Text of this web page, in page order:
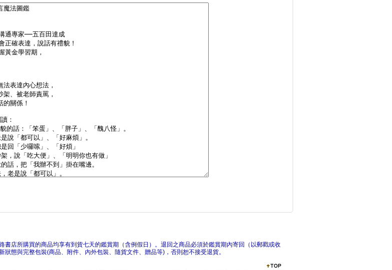
書店所購買的商品均享有到貨七天的鑑賞期（含例假日）。退回之商品必須於鑑賞期內寄回（以郵戳或收
狀態與完整包裝(商品、附件、內外包裝、隨貨文件、贈品等)，否則恕不接受退貨。